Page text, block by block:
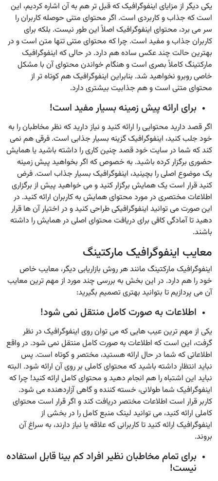
یکی دیگر از مزایای اینفوگرافیک که قبل تر هم به آن اشاره کردیم، این
است که جذاب و کاربردی است. اگر محتوای متنی حوصله کاربران را
سر می برد، محتوای اینفوگرافیک اصلاً این طور نیست. بلکه برای
کاربران جذاب و مفید است. چرا که محتوای متنی تنها متن است و در
بهترین حالت چند عکس ساده هم دارد. در حالی که اینفوگرافیک
مارکتینگ کاملاً بصری است و هنگام خواندن محتوای آن با مشکل
خاصی روبرو نخواهید شد. بنابراین اینفوگرافیک هم کوتاه تر از
محتوای متنی است و هم جذابیت بیشتری دارد.
برای ارائه پیش زمینه بسیار مفید است!
اگر قصد دارید محتوایی را ارائه کنید و نیاز دارید که نظر مخاطبان را به
خود جلب کنید، اینفوگرافیک گزینه بسیار جذابی است. فرقی هم نمی
کند که شما در سایت خود قصد چنین کاری را داشته باشید یا همایش
حضوری برگزار کرده باشید. به خصوص که اگر بخواهید پیش زمینه
یک موضوع اصلی را بچینید، اینفوگرافیک بسیار جذاب است. فرض
کنید قرار است یک همایش برگزار کنید و می خواهید پیش از برگزاری
اطلاعات مختصری در مورد محتوای همایش به کاربران ارائه کنید. در
این صورت می توانید اینفوگرافیکی طراحی کنید و در اختیار آن ها قرار
دهید تا آمادگی کافی برای دریافت محتوای اصلی در همایش را داشته
باشند.
معایب اینفوگرافیک مارکتینگ
اینفوگرافیک مارکتینگ مانند هر روش بازاریابی دیگر، معایب خاص
خود را هم دارد. در این بخش به بررسی چند مورد از مهم ترین معایب
آن می پردازیم تا بتوانید بهتری تصمیم بگیرید:
اطلاعات به صورت کامل منتقل نمی شود!
یکی از مهم ترین عیب هایی که می توان روی اینفوگرافیک در نظر
گرفت، این است که اطلاعات به صورت کامل منتقل نمی شود. در واقع
اطلاعاتی که شما در حال ارائه هستید، مختصر و کوتاه است. پس
نباید انتظار داشته باشید که محتوای کاملی بر روی آن ارائه شود. البته
نباید این اشتباه را هم انجام دهید و محتوای کامل ارائه کنید! چرا که
اینفوگرافیک شما طولانی، خسته کننده و گاهی آزاردهنده می شود.
کاربر قرار است اطلاعات مختصر دریافت کند و اگر قرار است محتوای
کاملی ارائه کنید، می توانید لینک منبع کامل را در بخشی از
اینفوگرافیک ارائه کنید تا کاربرانی که علاقه یا نیاز دارند، به سراغ آن
بروند.
برای تمام مخاطبان نظیر افراد کم بینا قابل استفاده
نیست!